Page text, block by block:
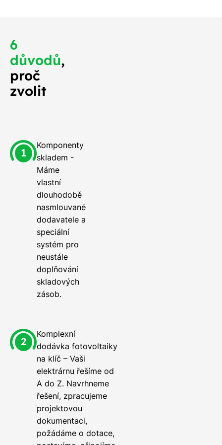
6
důvodů,
proč
zvolit
Komponenty
skladem -
Máme
vlastní
dlouhodobě
nasmlouvané
dodavatele a
speciální
systém pro
neustále
doplňování
skladových
zásob.
Komplexní
dodávka fotovoltaiky
na klíč – Vaši
elektrárnu řešíme od
A do Z. Navrhneme
řešení, zpracujeme
projektovou
dokumentaci,
požádáme o dotace,